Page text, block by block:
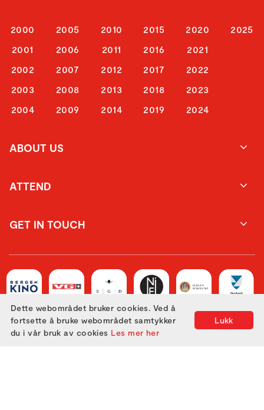
2000
2001
2002
2003
2004
2005
2006
2007
2008
2009
2010
2011
2012
2013
2014
2015
2016
2017
2018
2019
2020
2021
2022
2023
2024
2025
ABOUT US
ATTEND
GET IN TOUCH
Lukk
Dette webområdet bruker cookies. Ved å
fortsette å bruke webområdet samtykker
du i vår bruk av cookies Les mer her